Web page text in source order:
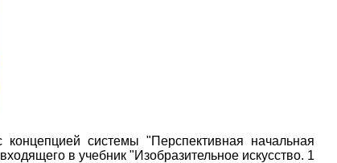
системы "Перспективная начальная
в учебник "Изобразительное искусство. 1